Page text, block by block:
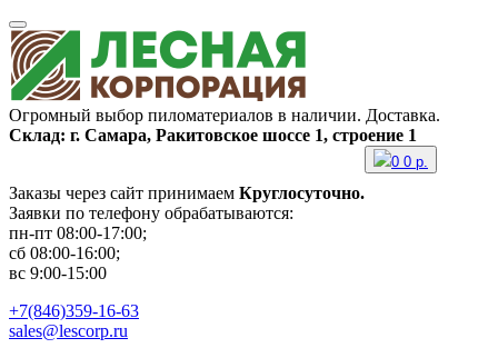
Огромный выбор пиломатериалов в наличии. Доставка.
Склад: г. Самара, Ракитовское шоссе 1, строение 1
Заказы через сайт принимаем Круглосуточно.
Заявки по телефону обрабатываются:
пн-пт 08:00-17:00;
сб 08:00-16:00;
вс 9:00-15:00
0 0 р.
+7(846)359-16-63
sales@lescorp.ru